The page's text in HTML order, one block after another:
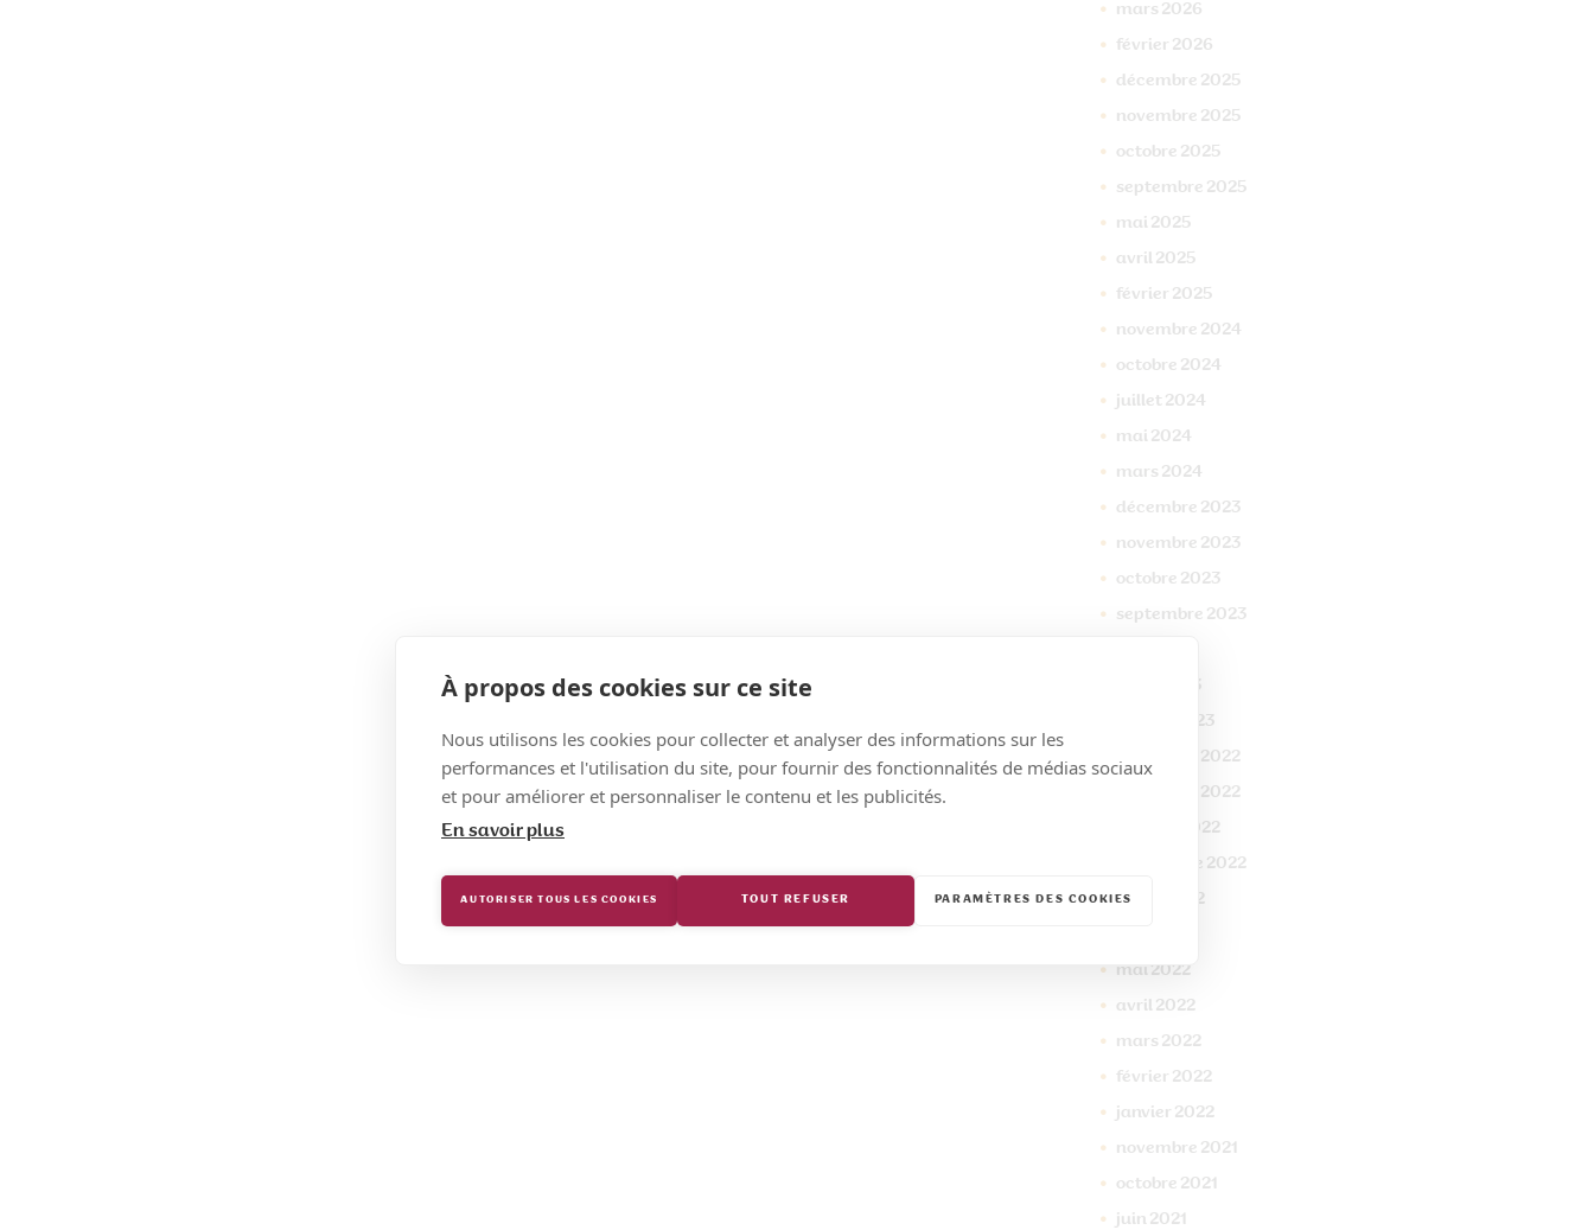
À propos des cookies sur ce site
Nous utilisons les cookies pour collecter et analyser des informations sur les
performances et l'utilisation du site, pour fournir des fonctionnalités de médias sociaux
et pour améliorer et personnaliser le contenu et les publicités.
En savoir plus
AUTORISER TOUS LES COOKIES TOUT REFUSER PARAMÈTRES DES COOKIES
mars 2026
février 2026
décembre 2025
novembre 2025
octobre 2025
septembre 2025
mai 2025
avril 2025
février 2025
novembre 2024
octobre 2024
juillet 2024
mai 2024
mars 2024
décembre 2023
novembre 2023
octobre 2023
septembre 2023
2023
2023
2022
2022
2022
septembre 2022
juillet 2022
mai 2022
avril 2022
mars 2022
février 2022
janvier 2022
novembre 2021
octobre 2021
juin 2021